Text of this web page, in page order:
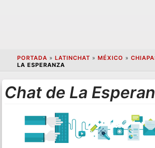
PORTADA » LATINCHAT » MÉXICO »
LA ESPERANZA
Chat de La